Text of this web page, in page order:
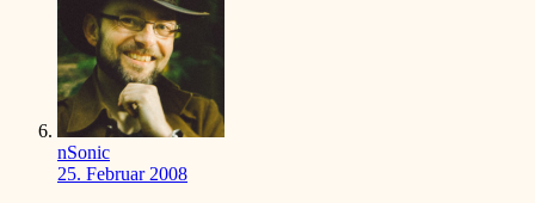
nSonic
25. Februar 2008